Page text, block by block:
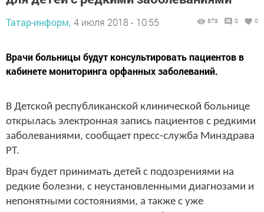
Татар-информ, 4 июля 2018 - 10:55 879 0 0
Врачи больницы будут консультировать пациентов в
кабинете мониторинга орфанных заболеваний.
В Детской республиканской клинической больнице
открылась электронная запись пациентов с редкими
заболеваниями, сообщает пресс-служба Минздрава
РТ.
Врач будет принимать детей с подозрениями на
редкие болезни, с неустановленными диагнозами и
непонятными состояниями, а также с уже